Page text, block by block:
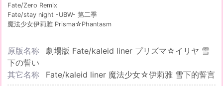
Fate/Zero Remix
Fate/stay night -UBW- 第二季
魔法少女伊莉雅 Prisma☆Phantasm
Fate/Apocrypha
空之境界
Fate/Grand Order -First Order-
魔法少女伊莉雅
原版名称
劇場版 Fate/kaleid liner プリズマ☆イリヤ 雪
下の誓い
其它名称
Fate/kaleid liner 魔法少女☆伊莉雅 雪下的誓言